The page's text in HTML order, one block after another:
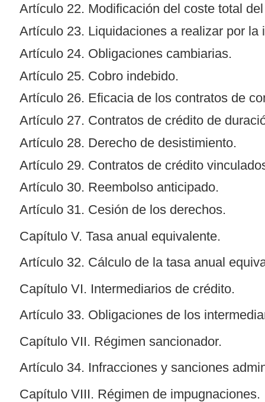
Artículo 22. Modificación del coste total
Artículo 23. Liquidaciones a realizar por
Artículo 24. Obligaciones cambiarias.
Artículo 25. Cobro indebido.
Artículo 26. Eficacia de los contratos de
Artículo 27. Contratos de crédito de
Artículo 28. Derecho de desistimiento.
Artículo 29. Contratos de crédito
Artículo 30. Reembolso anticipado.
Artículo 31. Cesión de los derechos.
Capítulo V. Tasa anual equivalente.
Artículo 32. Cálculo de la tasa anual
Capítulo VI. Intermediarios de crédito.
Artículo 33. Obligaciones de los
Capítulo VII. Régimen sancionador.
Artículo 34. Infracciones y sanciones
Capítulo VIII. Régimen de impugnaciones.